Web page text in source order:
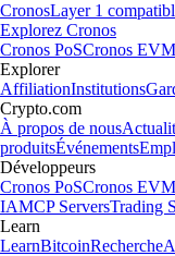
CronosLayer 1
Explorez Cronos
Cronos PoSCronos EVM
Explorer
AffiliationInstitutions
Crypto.com
À propos de nous
produitsÉvénements
Développeurs
Cronos PoSCronos EVM
IAMCP ServersTrading
Learn
LearnBitcoinRecherche